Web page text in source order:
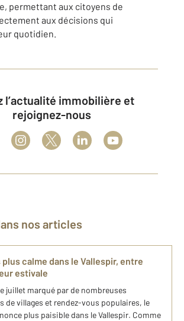
permettant aux citoyens de
aux décisions qui
quotidien.
rejoignez-nous
nos articles
calme dans le Vallespir, entre
estivale
juillet marqué par de nombreuses
de villages et rendez-vous populaires, le
plus paisible dans le Vallespir. Comme